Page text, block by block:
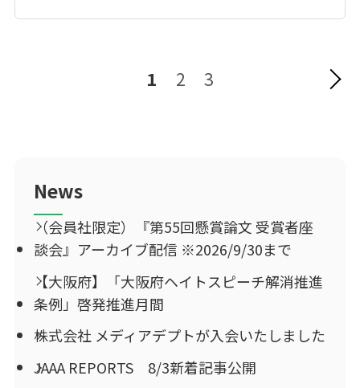
1 2 3
News
（会員社限定）『第55回懸賞論文 受賞者座
談会』アーカイブ配信 ※2026/9/30まで
【大阪府】「大阪府ヘイトスピーチ解消推進
条例」啓発推進月間
株式会社 メディアデプトが入会いたしました
JAAA REPORTS 8/3新着記事公開